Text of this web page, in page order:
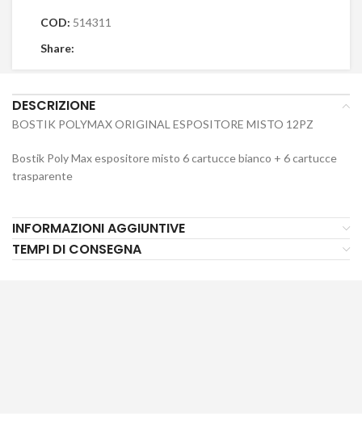
COD: 514311
Share:
DESCRIZIONE
BOSTIK POLYMAX ORIGINAL ESPOSITORE MISTO 12PZ
Bostik Poly Max espositore misto 6 cartucce bianco + 6 cartucce
trasparente
INFORMAZIONI AGGIUNTIVE
TEMPI DI CONSEGNA